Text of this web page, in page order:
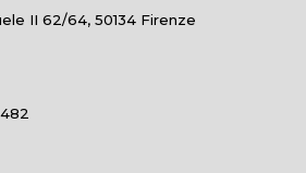
II 62/64, 50134 Firenze